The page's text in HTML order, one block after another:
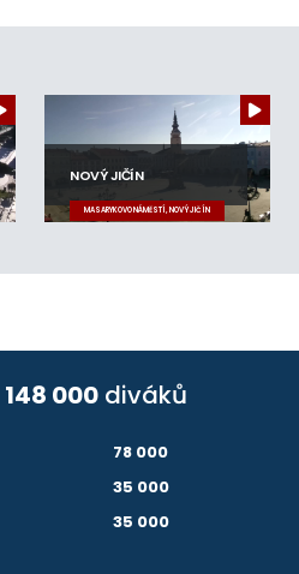
NOVÝ JIČÍN
MASARYKOVO NÁMĚSTÍ, NOVÝ JIČÍN
148 000 diváků
78 000
35 000
35 000